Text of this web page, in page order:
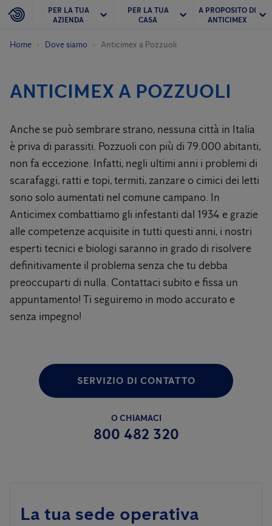
PER LA TUA
AZIENDA
PER LA TUA
CASA
A PROPOSITO DI
ANTICIMEX
Home Dove siamo Anticimex a Pozzuoli
ANTICIMEX A POZZUOLI
Anche se può sembrare strano, nessuna città in Italia
è priva di parassiti. Pozzuoli con più di 79.000 abitanti,
non fa eccezione. Infatti, negli ultimi anni i problemi di
scarafaggi, ratti e topi, termiti, zanzare o cimici dei letti
sono solo aumentati nel comune campano. In
Anticimex combattiamo gli infestanti dal 1934 e grazie
alle competenze acquisite in tutti questi anni, i nostri
esperti tecnici e biologi saranno in grado di risolvere
definitivamente il problema senza che tu debba
preoccuparti di nulla. Contattaci subito e fissa un
appuntamento! Ti seguiremo in modo accurato e
senza impegno!
SERVIZIO DI CONTATTO
O CHIAMACI
800 482 320
La tua sede operativa